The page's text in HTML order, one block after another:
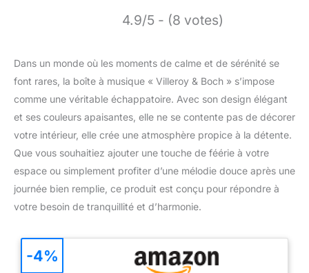
4.9/5 - (8 votes)
Dans un monde où les moments de calme et de sérénité se
font rares, la boîte à musique « Villeroy & Boch » s’impose
comme une véritable échappatoire. Avec son design élégant
et ses couleurs apaisantes, elle ne se contente pas de décorer
votre intérieur, elle crée une atmosphère propice à la détente.
Que vous souhaitiez ajouter une touche de féérie à votre
espace ou simplement profiter d’une mélodie douce après une
journée bien remplie, ce produit est conçu pour répondre à
votre besoin de tranquillité et d’harmonie.
-4%